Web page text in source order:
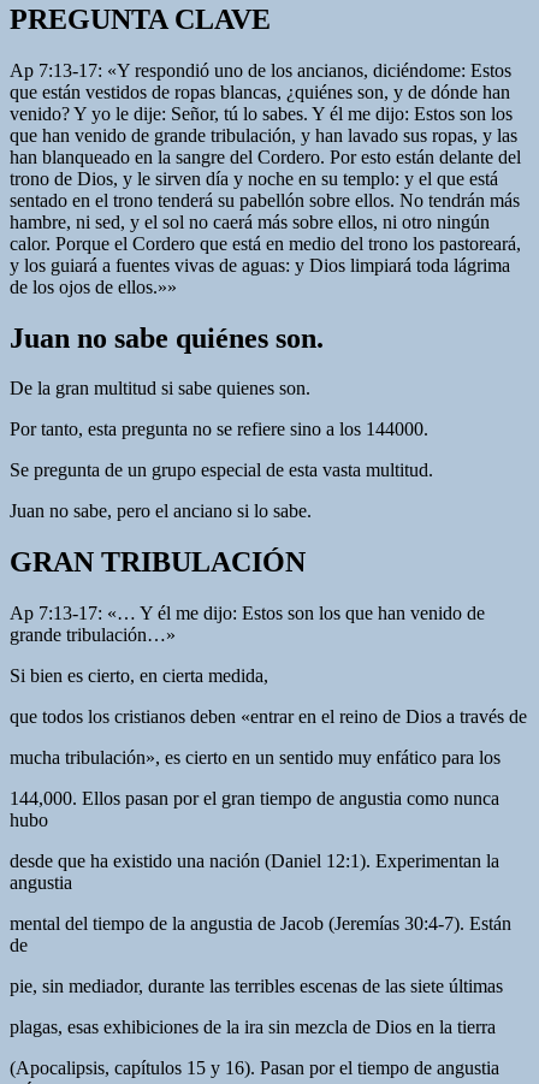
PREGUNTA CLAVE
Ap 7:13-17: «Y respondió uno de los ancianos, diciéndome: Estos
que están vestidos de ropas blancas, ¿quiénes son, y de dónde han
venido? Y yo le dije: Señor, tú lo sabes. Y él me dijo: Estos son los
que han venido de grande tribulación, y han lavado sus ropas, y las
han blanqueado en la sangre del Cordero. Por esto están delante del
trono de Dios, y le sirven día y noche en su templo: y el que está
sentado en el trono tenderá su pabellón sobre ellos. No tendrán más
hambre, ni sed, y el sol no caerá más sobre ellos, ni otro ningún
calor. Porque el Cordero que está en medio del trono los pastoreará,
y los guiará a fuentes vivas de aguas: y Dios limpiará toda lágrima
de los ojos de ellos.»»
Juan no sabe quiénes son.
De la gran multitud si sabe quienes son.
Por tanto, esta pregunta no se refiere sino a los 144000.
Se pregunta de un grupo especial de esta vasta multitud.
Juan no sabe, pero el anciano si lo sabe.
GRAN TRIBULACIÓN
Ap 7:13-17: «… Y él me dijo: Estos son los que han venido de
grande tribulación…»
Si bien es cierto, en cierta medida,
que todos los cristianos deben «entrar en el reino de Dios a través de
mucha tribulación», es cierto en un sentido muy enfático para los
144,000. Ellos pasan por el gran tiempo de angustia como nunca
hubo
desde que ha existido una nación (Daniel 12:1). Experimentan la
angustia
mental del tiempo de la angustia de Jacob (Jeremías 30:4-7). Están
de
pie, sin mediador, durante las terribles escenas de las siete últimas
plagas, esas exhibiciones de la ira sin mezcla de Dios en la tierra
(Apocalipsis, capítulos 15 y 16). Pasan por el tiempo de angustia